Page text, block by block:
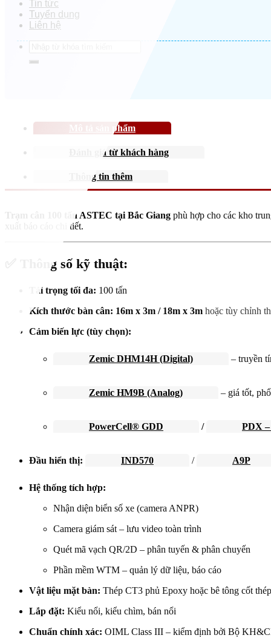
Tin tức
Tuyển dụng
Liên hệ
Mô tả sản phẩm
Đánh giá từ khách hàng
Thông tin thêm
Trạm cân 100 tấn ASTEC tại Bắc Giang phù hợp cho các kho
xuất báo cáo chi tiết.
Thông số kỹ thuật:
Tải trọng tối đa: 100 tấn
Kích thước bàn cân: 16m x 3m / 18m x 3m hoặc tùy chỉnh
Cảm biến lực (tùy chọn):
Zemic DHM14H (Digital) – truyền
Zemic HM9B (Analog) – giá tốt,
PowerCell® GDD / PDX
Đầu hiển thị: IND570 / A9P
Hệ thống tích hợp:
Nhận diện biển số xe (camera ANPR)
Camera giám sát – lưu video toàn trình
Quét mã vạch QR/2D – phân tuyến & phân chuyến
Phần mềm WTM – quản lý dữ liệu, báo cáo
Vật liệu mặt bàn: Thép CT3 phủ Epoxy hoặc bê tông cốt thép
Lắp đặt: Kiểu nổi, kiểu chìm, bán nổi
Chuẩn chính xác: OIML Class III – kiểm định bởi Bộ